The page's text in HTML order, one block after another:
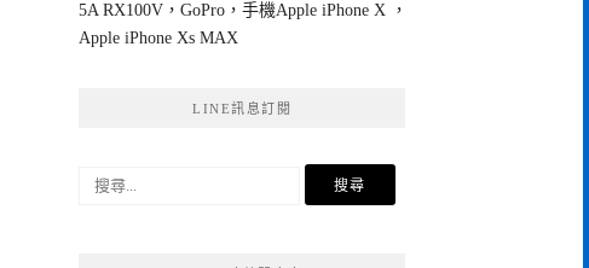
5A RX100V，GoPro，手機Apple iPhone X ，
Apple iPhone Xs MAX
LINE訊息訂閱
搜